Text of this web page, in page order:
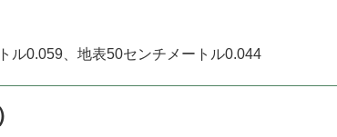
0.059、地表50センチメートル0.044